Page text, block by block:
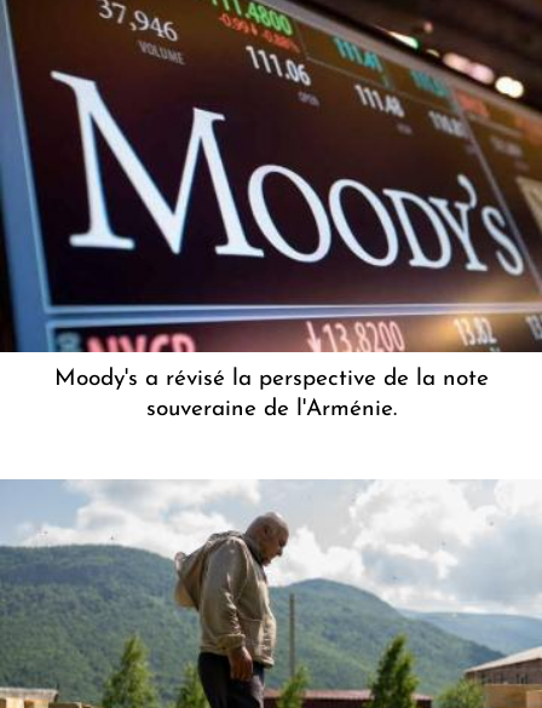
Moody's a révisé la perspective de la note
souveraine de l'Arménie.